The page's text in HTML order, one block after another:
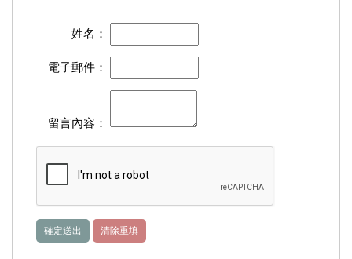
姓名：
電子郵件：
留言內容：